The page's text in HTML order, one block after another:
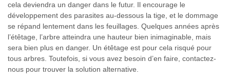
cela deviendra un danger dans le futur. Il encourage le
développement des parasites au-dessous la tige, et le dommage
se répand lentement dans les feuillages. Quelques années après
l’étêtage, l’arbre atteindra une hauteur bien inimaginable, mais
sera bien plus en danger. Un étêtage est pour cela risqué pour
tous arbres. Toutefois, si vous avez besoin d’en faire, contactez-
nous pour trouver la solution alternative.